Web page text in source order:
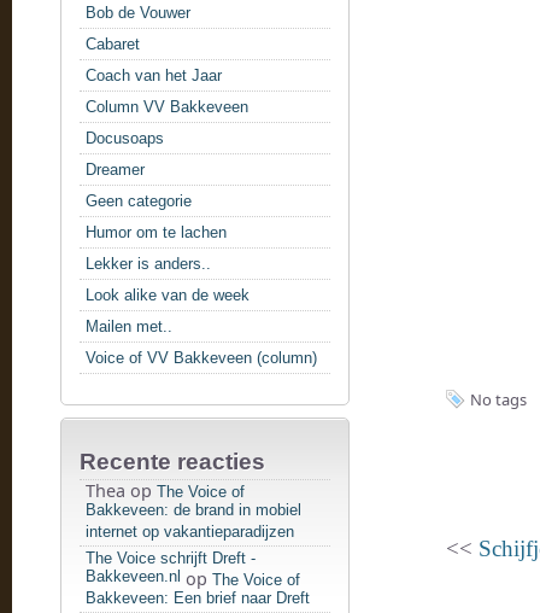
Bob de Vouwer
Cabaret
Coach van het Jaar
Column VV Bakkeveen
Docusoaps
Dreamer
Geen categorie
Humor om te lachen
Lekker is anders..
Look alike van de week
Mailen met..
Voice of VV Bakkeveen (column)
Recente reacties
Thea op The Voice of
Bakkeveen: de brand in mobiel
internet op vakantieparadijzen
The Voice schrijft Dreft -
Bakkeveen.nl op The Voice of
Bakkeveen: Een brief naar Dreft
No tags
<<